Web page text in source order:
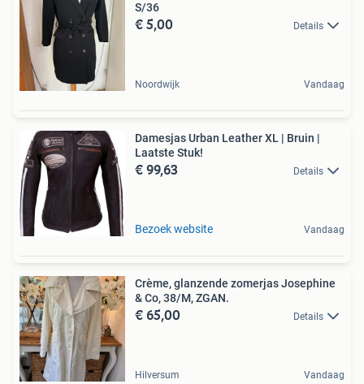
S/36
€ 5,00 Details
Noordwijk Vandaag
Damesjas Urban Leather XL | Bruin |
Laatste Stuk!
€ 99,63 Details
Bezoek website Vandaag
Crème, glanzende zomerjas Josephine
& Co, 38/M, ZGAN.
€ 65,00 Details
Hilversum Vandaag